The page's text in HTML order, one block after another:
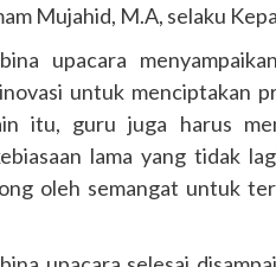
Mujahid, M.A, selaku
upacara
untuk menciptakan
itu, guru juga harus
lama yang tidak
oleh semangat untuk